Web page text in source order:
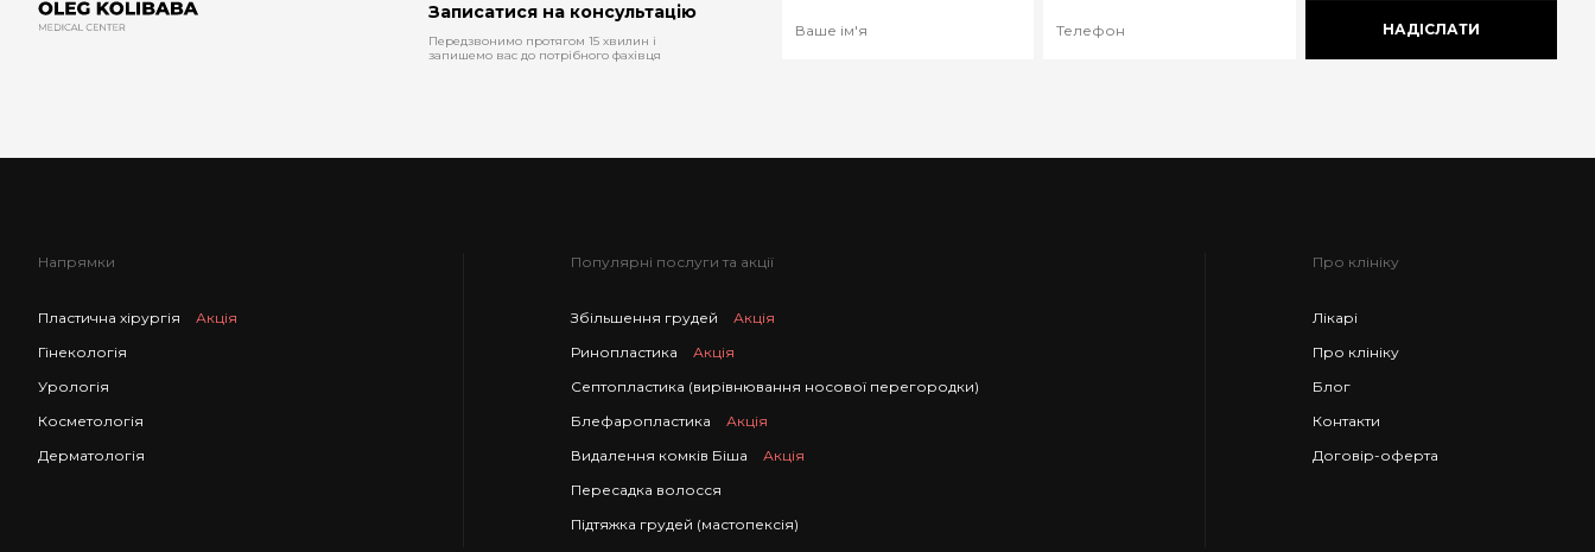
Записатися на консультацію
Передзвонимо протягом 15 хвилин і
запишемо вас до потрібного фахівця
НАДІСЛАТИ
Напрямки
Пластична хірургія
Акція
Гінекологія
Урологія
Косметологія
Дерматологія
Популярні послуги та акції
Збільшення грудей
Акція
Ринопластика
Акція
Септопластика (вирівнювання носової перегородки)
Блефаропластика
Акція
Видалення комків Біша
Акція
Пересадка волосся
Підтяжка грудей (мастопексія)
Про клініку
Лікарі
Про клініку
Блог
Контакти
Договір-оферта